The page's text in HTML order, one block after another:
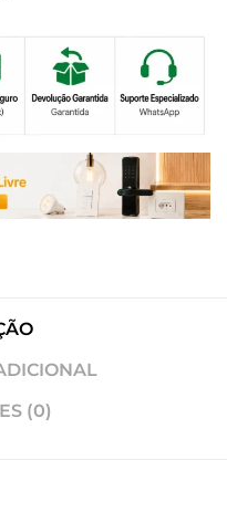
(0)